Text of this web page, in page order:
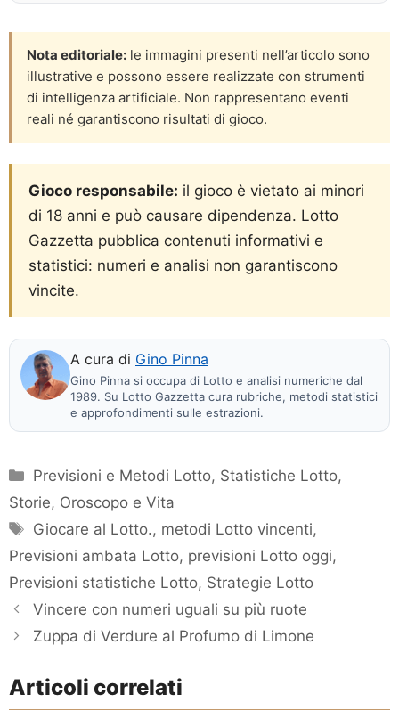
Nota editoriale: le immagini presenti nell’articolo sono
illustrative e possono essere realizzate con strumenti
di intelligenza artificiale. Non rappresentano eventi
reali né garantiscono risultati di gioco.
Gioco responsabile: il gioco è vietato ai minori
di 18 anni e può causare dipendenza. Lotto
Gazzetta pubblica contenuti informativi e
statistici: numeri e analisi non garantiscono
vincite.
A cura di Gino Pinna
Gino Pinna si occupa di Lotto e analisi numeriche dal
1989. Su Lotto Gazzetta cura rubriche, metodi statistici
e approfondimenti sulle estrazioni.
Categorie
Previsioni e Metodi Lotto, Statistiche Lotto,
Storie, Oroscopo e Vita
Tag
Giocare al Lotto., metodi Lotto vincenti,
Previsioni ambata Lotto, previsioni Lotto oggi,
Previsioni statistiche Lotto, Strategie Lotto
Vincere con numeri uguali su più ruote
Zuppa di Verdure al Profumo di Limone
Articoli correlati